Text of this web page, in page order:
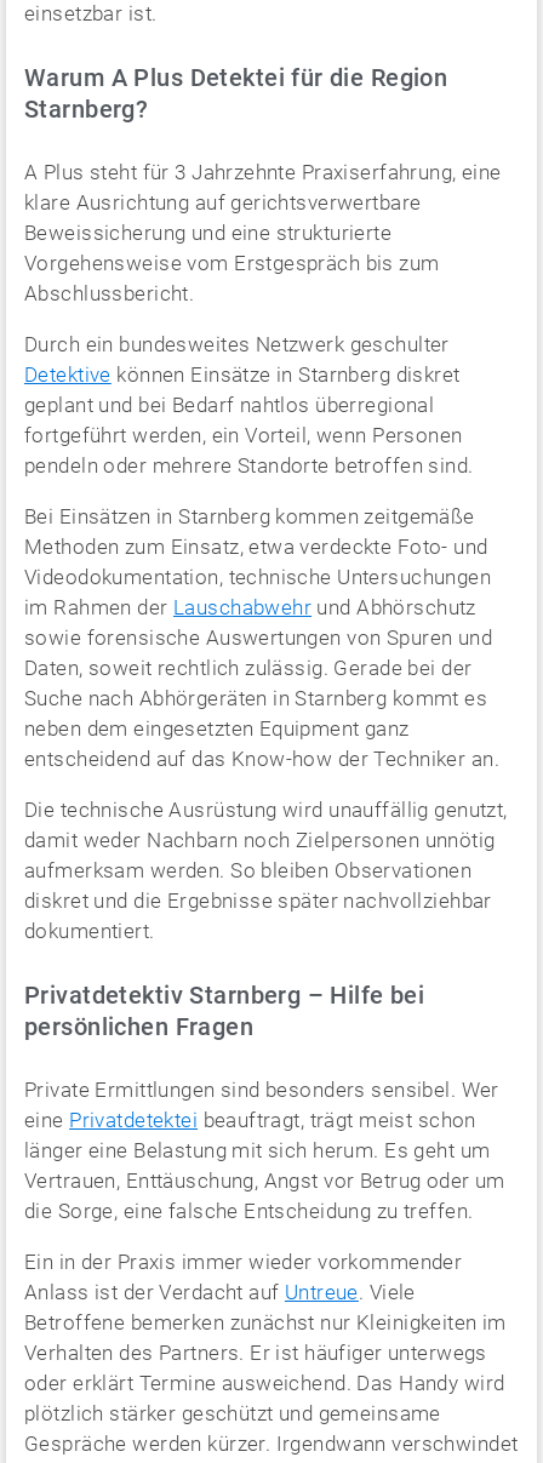
einsetzbar ist.
Warum A Plus Detektei für die Region
Starnberg?
A Plus steht für 3 Jahrzehnte Praxiserfahrung, eine
klare Ausrichtung auf gerichtsverwertbare
Beweissicherung und eine strukturierte
Vorgehensweise vom Erstgespräch bis zum
Abschlussbericht.
Durch ein bundesweites Netzwerk geschulter
Detektive können Einsätze in Starnberg diskret
geplant und bei Bedarf nahtlos überregional
fortgeführt werden, ein Vorteil, wenn Personen
pendeln oder mehrere Standorte betroffen sind.
Bei Einsätzen in Starnberg kommen zeitgemäße
Methoden zum Einsatz, etwa verdeckte Foto- und
Videodokumentation, technische Untersuchungen
im Rahmen der Lauschabwehr und Abhörschutz
sowie forensische Auswertungen von Spuren und
Daten, soweit rechtlich zulässig. Gerade bei der
Suche nach Abhörgeräten in Starnberg kommt es
neben dem eingesetzten Equipment ganz
entscheidend auf das Know-how der Techniker an.
Die technische Ausrüstung wird unauffällig genutzt,
damit weder Nachbarn noch Zielpersonen unnötig
aufmerksam werden. So bleiben Observationen
diskret und die Ergebnisse später nachvollziehbar
dokumentiert.
Privatdetektiv Starnberg – Hilfe bei
persönlichen Fragen
Private Ermittlungen sind besonders sensibel. Wer
eine Privatdetektei beauftragt, trägt meist schon
länger eine Belastung mit sich herum. Es geht um
Vertrauen, Enttäuschung, Angst vor Betrug oder um
die Sorge, eine falsche Entscheidung zu treffen.
Ein in der Praxis immer wieder vorkommender
Anlass ist der Verdacht auf Untreue. Viele
Betroffene bemerken zunächst nur Kleinigkeiten im
Verhalten des Partners. Er ist häufiger unterwegs
oder erklärt Termine ausweichend. Das Handy wird
plötzlich stärker geschützt und gemeinsame
Gespräche werden kürzer. Irgendwann verschwindet